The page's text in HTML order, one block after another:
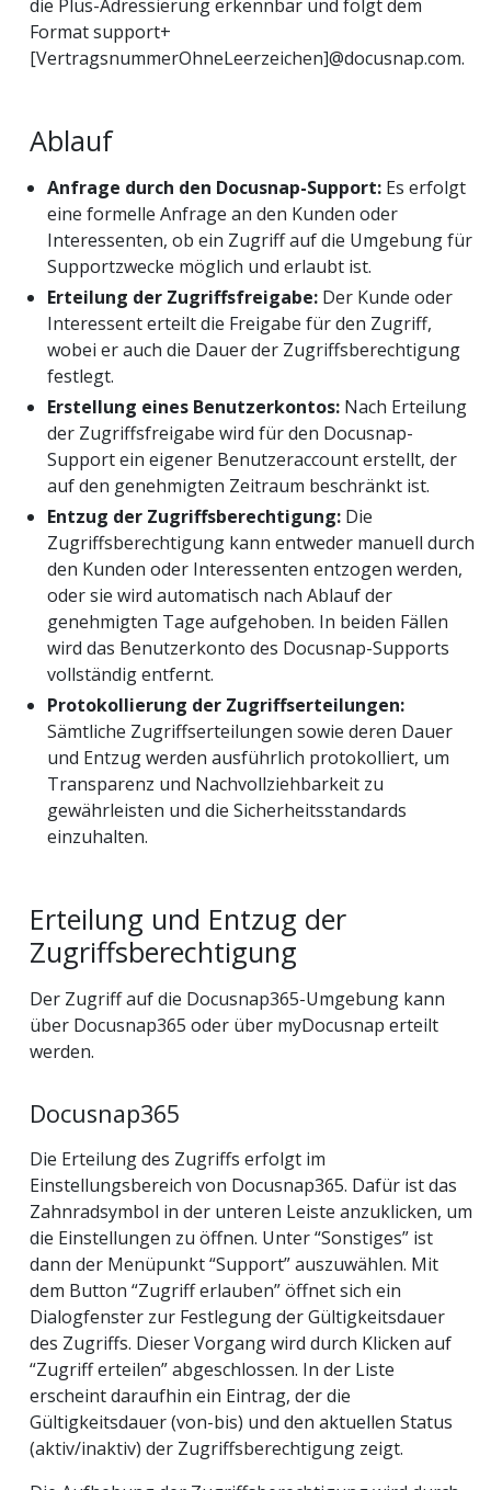
die Plus-Adressierung erkennbar und folgt dem
Format support+
[VertragsnummerOhneLeerzeichen]@docusnap.com.
Ablauf
Anfrage durch den Docusnap-Support: Es erfolgt
eine formelle Anfrage an den Kunden oder
Interessenten, ob ein Zugriff auf die Umgebung für
Supportzwecke möglich und erlaubt ist.
Erteilung der Zugriffsfreigabe: Der Kunde oder
Interessent erteilt die Freigabe für den Zugriff,
wobei er auch die Dauer der Zugriffsberechtigung
festlegt.
Erstellung eines Benutzerkontos: Nach Erteilung
der Zugriffsfreigabe wird für den Docusnap-
Support ein eigener Benutzeraccount erstellt, der
auf den genehmigten Zeitraum beschränkt ist.
Entzug der Zugriffsberechtigung: Die
Zugriffsberechtigung kann entweder manuell durch
den Kunden oder Interessenten entzogen werden,
oder sie wird automatisch nach Ablauf der
genehmigten Tage aufgehoben. In beiden Fällen
wird das Benutzerkonto des Docusnap-Supports
vollständig entfernt.
Protokollierung der Zugriffserteilungen:
Sämtliche Zugriffserteilungen sowie deren Dauer
und Entzug werden ausführlich protokolliert, um
Transparenz und Nachvollziehbarkeit zu
gewährleisten und die Sicherheitsstandards
einzuhalten.
Erteilung und Entzug der
Zugriffsberechtigung
Der Zugriff auf die Docusnap365-Umgebung kann
über Docusnap365 oder über myDocusnap erteilt
werden.
Docusnap365
Die Erteilung des Zugriffs erfolgt im
Einstellungsbereich von Docusnap365. Dafür ist das
Zahnradsymbol in der unteren Leiste anzuklicken, um
die Einstellungen zu öffnen. Unter “Sonstiges” ist
dann der Menüpunkt “Support” auszuwählen. Mit
dem Button “Zugriff erlauben” öffnet sich ein
Dialogfenster zur Festlegung der Gültigkeitsdauer
des Zugriffs. Dieser Vorgang wird durch Klicken auf
“Zugriff erteilen” abgeschlossen. In der Liste
erscheint daraufhin ein Eintrag, der die
Gültigkeitsdauer (von-bis) und den aktuellen Status
(aktiv/inaktiv) der Zugriffsberechtigung zeigt.